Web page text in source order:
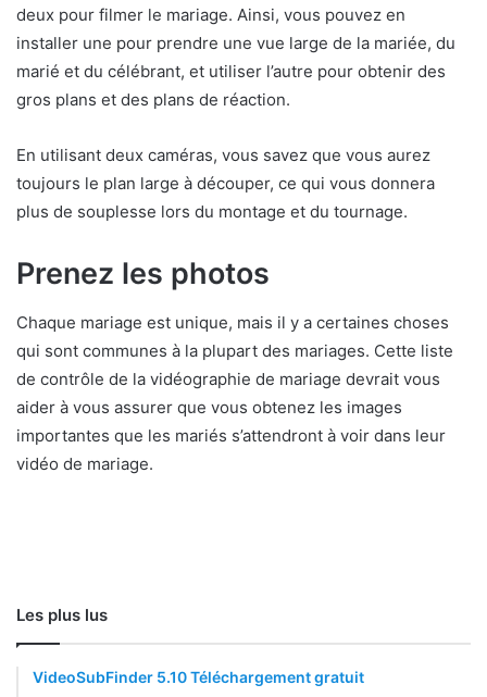
deux pour filmer le mariage. Ainsi, vous pouvez en
installer une pour prendre une vue large de la mariée, du
marié et du célébrant, et utiliser l’autre pour obtenir des
gros plans et des plans de réaction.
En utilisant deux caméras, vous savez que vous aurez
toujours le plan large à découper, ce qui vous donnera
plus de souplesse lors du montage et du tournage.
Prenez les photos
Chaque mariage est unique, mais il y a certaines choses
qui sont communes à la plupart des mariages. Cette liste
de contrôle de la vidéographie de mariage devrait vous
aider à vous assurer que vous obtenez les images
importantes que les mariés s’attendront à voir dans leur
vidéo de mariage.
Les plus lus
VideoSubFinder 5.10 Téléchargement gratuit